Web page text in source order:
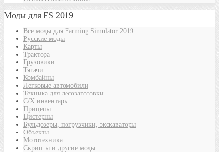
Моды для FS 2019
Все моды для Farming Simulator 2019
Русские моды
Карты
Трактора
Грузовики
Тягачи
Комбайны
Легковые автомобили
Техника для лесозаготовки
С/Х инвентарь
Прицепы
Цистерны
Бульдозеры, погрузчики, экскаваторы
Объекты
Мототехника
Скрипты и другие моды